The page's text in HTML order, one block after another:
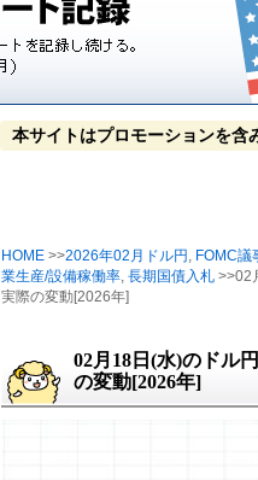
本サイトはプロモーションを含
HOME >>2026年02月ドル円 , FOMC議
業生産/設備稼働率, 長期国債入札 >>02
実際の変動[2026年]
02月18日(水)のドル
の変動[2026年]